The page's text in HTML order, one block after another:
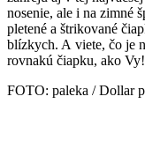
nosenie, ale i na zimné
pletené a štrikované
blízkych. A viete, čo je
rovnakú čiapku, ako
FOTO: paleka / Dollar